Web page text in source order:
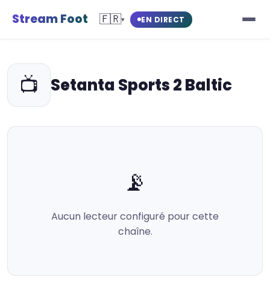
Stream Foot 🇫🇷▾ EN DIRECT
📺 Setanta Sports 2 Baltic
📡
Aucun lecteur configuré pour cette
chaîne.